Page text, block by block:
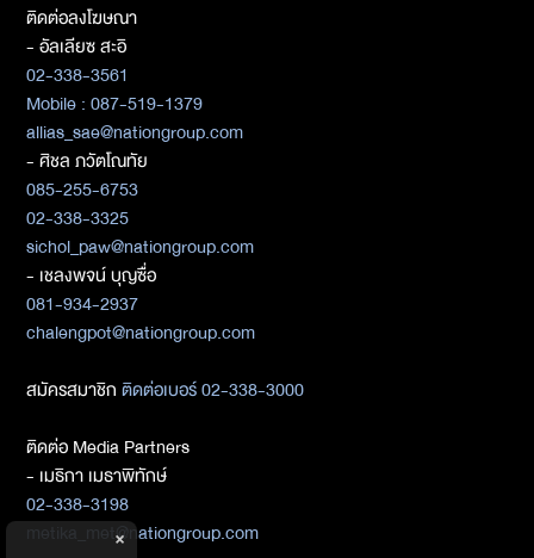
ติดต่อลงโฆษณา
- อัลเลียซ สะอิ
02-338-3561
Mobile : 087-519-1379
allias_sae@nationgroup.com
- ศิชล ภวัตโณทัย
085-255-6753
02-338-3325
sichol_paw@nationgroup.com
- เชลงพจน์ บุญซื่อ
081-934-2937
chalengpot@nationgroup.com
สมัครสมาชิกติดต่อเบอร์ 02-338-3000
ติดต่อ Media Partners
- เมธิกา เมธาพิทักษ์
02-338-3198
metika_met@nationgroup.com
×